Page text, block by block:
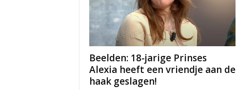
Beelden: 18-jarige Prinses
Alexia heeft een vriendje aan de
haak geslagen!